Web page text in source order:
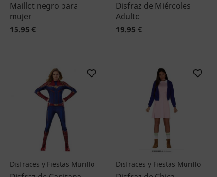
Maillot negro para
mujer
15.95 €
Disfraz de Miércoles
Adulto
19.95 €
Disfraces y Fiestas Murillo Disfraces y Fiestas Murillo